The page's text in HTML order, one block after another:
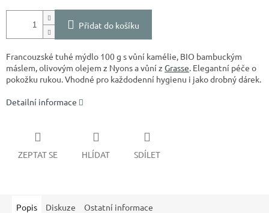
Přidat do košíku
Francouzské tuhé mýdlo 100 g s vůní kamélie, BIO bambuckým
máslem, olivovým olejem z Nyons a vůní z Grasse. Elegantní péče o
pokožku rukou. Vhodné pro každodenní hygienu i jako drobný dárek.
Detailní informace
ZEPTAT SE HLÍDAT SDÍLET
Popis Diskuze Ostatní informace